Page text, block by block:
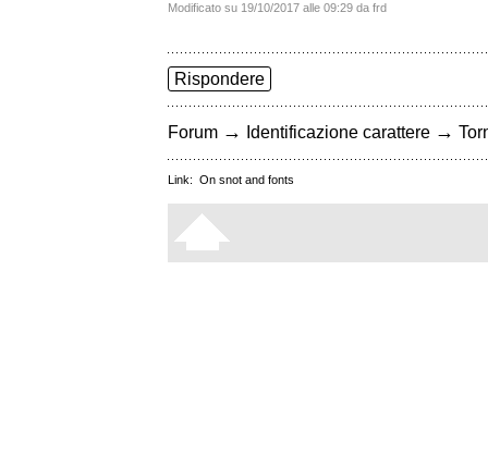
Modificato su 19/10/2017 alle 09:29 da frd
Rispondere
Forum → Identificazione carattere →
Link: On snot and fonts